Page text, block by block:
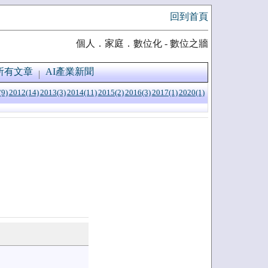
回到首頁
個人．家庭．數位化 - 數位之牆
有文章 AI產業新聞
2012(14)2013(3)2014(11)2015(2)2016(3)2017(1)2020(1)